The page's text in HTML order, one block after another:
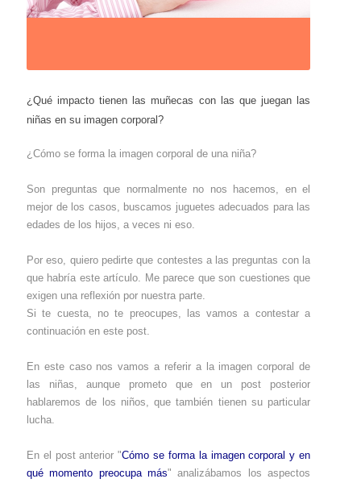
¿Qué impacto tienen las muñecas con las que juegan las
niñas en su imagen corporal?
¿Cómo se forma la imagen corporal de una niña?
Son preguntas que normalmente no nos hacemos, en el
mejor de los casos, buscamos juguetes adecuados para las
edades de los hijos, a veces ni eso.
Por eso, quiero pedirte que contestes a las preguntas con la
que habría este artículo. Me parece que son cuestiones que
exigen una reflexión por nuestra parte.
Si te cuesta, no te preocupes, las vamos a contestar a
continuación en este post.
En este caso nos vamos a referir a la imagen corporal de
las niñas, aunque prometo que en un post posterior
hablaremos de los niños, que también tienen su particular
lucha.
En el post anterior "Cómo se forma la imagen corporal y en
qué momento preocupa más" analizábamos los aspectos